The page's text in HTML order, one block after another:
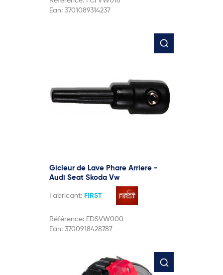
Ean: 3701089314237
Gicleur de Lave Phare Arriere -
Audi Seat Skoda Vw
Fabricant: FIRST
Référence: EDSVW000
Ean: 3700918428787